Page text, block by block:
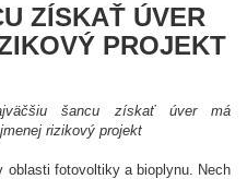
ZÍSKAŤ ÚVER
PROJEKT
šancu získať úver má
rizikový projekt
oblasti fotovoltiky a bioplynu. Nech